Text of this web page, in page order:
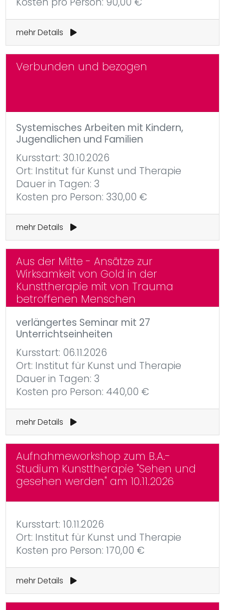
mehr Details
Verbunden und bezogen
Systemisches Arbeiten mit Kindern,
Jugendlichen und Familien
Kursstart: 30.10.2026
Ort: Institut für Kunst und Therapie
Dauer in Tagen: 3
Kosten pro Person: 330,00 €
mehr Details
Aus der Mitte - Ansätze zur
Wirksamkeit von Gold in der
Kunsttherapie mit von Trauma
betroffenen Menschen
verlängertes Seminar mit 27
Unterrichtseinheiten
Kursstart: 06.11.2026
Ort: Institut für Kunst und Therapie
Dauer in Tagen: 3
Kosten pro Person: 440,00 €
mehr Details
Aufnahmeworkshop zum B.A.-
Studium Kunsttherapie "Sehen und
gesehen werden" am 10.11.2026
Kursstart: 10.11.2026
Ort: Institut für Kunst und Therapie
Kosten pro Person: 170,00 €
mehr Details